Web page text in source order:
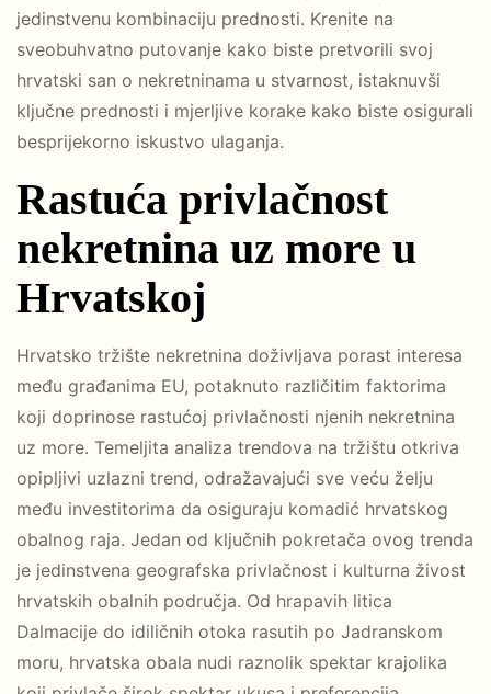
jedinstvenu kombinaciju prednosti. Krenite na
sveobuhvatno putovanje kako biste pretvorili svoj
hrvatski san o nekretninama u stvarnost, istaknuvši
ključne prednosti i mjerljive korake kako biste osigurali
besprijekorno iskustvo ulaganja.
Rastuća privlačnost
nekretnina uz more u
Hrvatskoj
Hrvatsko tržište nekretnina doživljava porast interesa
među građanima EU, potaknuto različitim faktorima
koji doprinose rastućoj privlačnosti njenih nekretnina
uz more. Temeljita analiza trendova na tržištu otkriva
opipljivi uzlazni trend, odražavajući sve veću želju
među investitorima da osiguraju komadić hrvatskog
obalnog raja. Jedan od ključnih pokretača ovog trenda
je jedinstvena geografska privlačnost i kulturna živost
hrvatskih obalnih područja. Od hrapavih litica
Dalmacije do idiličnih otoka rasutih po Jadranskom
moru, hrvatska obala nudi raznolik spektar krajolika